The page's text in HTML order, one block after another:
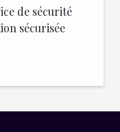
de sécurité
sécurisée